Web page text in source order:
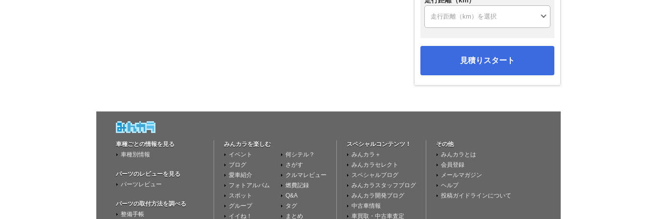
見積りスタート
車種ごとの情報を見る
車種別情報
パーツのレビューを見る
パーツレビュー
パーツの取付方法を調べる
整備手帳
みんカラを楽しむ
イベント
ブログ
愛車紹介
フォトアルバム
スポット
グループ
イイね！
何シテル？
さがす
クルマレビュー
燃費記録
Q&A
タグ
まとめ
スペシャルコンテンツ！
みんカラ＋
みんカラセレクト
スペシャルブログ
みんカラスタッフブログ
みんカラ開発ブログ
中古車情報
車買取・中古車査定
その他
みんカラとは
会員登録
メールマガジン
ヘルプ
投稿ガイドラインについて